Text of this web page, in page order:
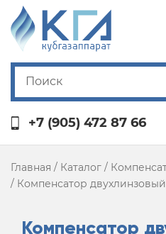
+7 (905) 472 87 66
Главная / Каталог /
/ Компенсатор
Компенсатор